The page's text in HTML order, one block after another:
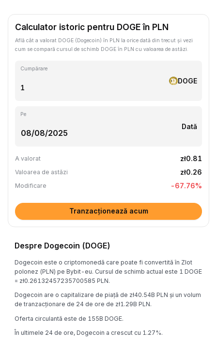
Calculator istoric pentru DOGE în PLN
Află cât a valorat DOGE (Dogecoin) în PLN la orice dată din trecut și vezi
cum se compară cursul de schimb DOGE în PLN cu valoarea de astăzi.
Cumpărare
DOGE
Pe
Dată
A valorat zł0.81
Valoarea de astăzi zł0.26
Modificare -67.76%
Tranzacționează acum
Despre Dogecoin (DOGE)
Dogecoin este o criptomonedă care poate fi convertită în Zlot
polonez (PLN) pe Bybit-eu. Cursul de schimb actual este 1 DOGE
= zł0.26132457235700585 PLN.
Dogecoin are o capitalizare de piață de zł40.54B PLN și un volum
de tranzacționare de 24 de ore de zł1.29B PLN.
Oferta circulantă este de 155B DOGE.
În ultimele 24 de ore, Dogecoin a crescut cu 1.27%.